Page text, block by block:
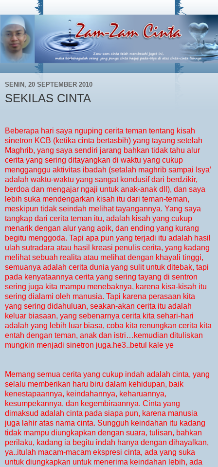
SENIN, 20 SEPTEMBER 2010
SEKILAS CINTA
Beberapa hari saya nguping cerita teman tentang kisah
sinetron KCB (ketika cinta bertasbih) yang tayang setelah
Maghrib, yang saya sendiri jarang bahkan tidak tahu alur
cerita yang sering ditayangkan di waktu yang cukup
mengganggu aktivitas ibadah (setalah maghrib sampai Isya’
adalah waktu-waktu yang sangat kondusif dari berdzikir,
berdoa dan mengajar ngaji untuk anak-anak dll), dan saya
lebih suka mendengarkan kisah itu dari teman-teman,
meskipun tidak seindah melihat tayangannya. Yang saya
tangkap dari cerita teman itu, adalah kisah yang cukup
menarik dengan alur yang apik, dan ending yang kurang
begitu menggoda. Tapi apa pun yang terjadi itu adalah hasil
ulah sutradara atau hasil kreasi penulis cerita, yang kadang
melihat sebuah realita atau melihat dengan khayali tinggi,
semuanya adalah cerita dunia yang sulit untuk ditebak, tapi
pada kenyataannya cerita yang sering tayang di sentron
sering juga kita mampu menebaknya, karena kisa-kisah itu
sering dialami oleh manusia. Tapi karena perasaan kita
yang sering didahuluan, seakan-akan cerita itu adalah
keluar biasaan, yang sebenarnya cerita kita sehari-hari
adalah yang lebih luar biasa, coba kita renungkan cerita kita
entah dengan teman, anak dan istri…kemudian dituliskan
mungkin menjadi sinetron juga.he3..betul kale ye
Memang semua cerita yang cukup indah adalah cinta, yang
selalu memberikan haru biru dalam kehidupan, baik
kenestapaannya, keindahannya, keharuannya,
kesumpekannya, dan kegembiraannya. Cinta yang
dimaksud adalah cinta pada siapa pun, karena manusia
juga lahir atas nama cinta. Sungguh keindahan itu kadang
tidak mampu diungkapkan dengan suara, tulisan, bahkan
perilaku, kadang ia begitu indah hanya dengan dihayalkan,
ya..itulah macam-macam ekspresi cinta, ada yang suka
untuk diungkapkan untuk menerima keindahan lebih, ada